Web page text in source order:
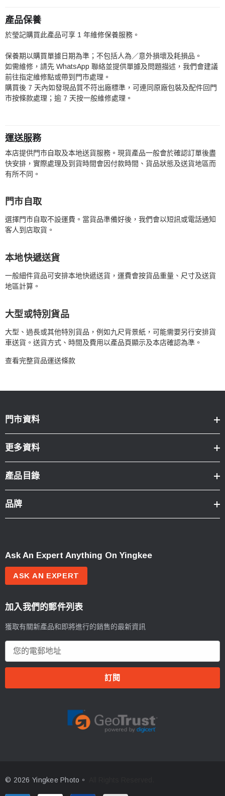
產品保養
於瑩記購買此產品可享 1 年維修保養服務。
保養期以購買單據日期為準；不包括人為／意外損壞及耗損品。
如需維修，請先 WhatsApp 聯絡並提供單據及問題描述，我們會建議
前往指定維修點或帶到門市處理。
購買後 7 天內如發現品質不符出廠標準，可連同原廠包裝及配件回門
市按條款處理；逾 7 天按一般維修處理。
運送服務
本店提供門市自取及本地送貨服務。現貨產品一般會於確認訂單後盡
快安排，實際處理及到貨時間會因付款時間、貨品狀態及送貨地區而
有所不同。
門市自取
選擇門市自取不設運費。當貨品準備好後，我們會以短訊或電話通知
客人到店取貨。
本地快遞送貨
一般細件貨品可安排本地快遞送貨，運費會按貨品重量、尺寸及送貨
地區計算。
大型或特別貨品
大型、過長或其他特別貨品，例如九尺背景紙，可能需要另行安排貨
車送貨。送貨方式、時間及費用以產品頁顯示及本店確認為準。
查看完整貨品運送條款
門市資料
更多資料
產品目錄
品牌
Ask An Expert Anything On Yingkee
ASK AN EXPERT
加入我們的郵件列表
獲取有關新產品和即將進行的銷售的最新資訊
郵
© 2026 Yingkee Photo。